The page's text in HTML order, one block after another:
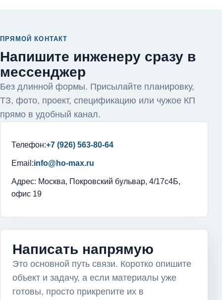
ПРЯМОЙ КОНТАКТ
Напишите инженеру сразу в
мессенджер
Без длинной формы. Присылайте планировку,
ТЗ, фото, проект, спецификацию или чужое КП
прямо в удобный канал.
Телефон:+7 (926) 563-80-64
Email:info@ho-max.ru
Адрес: Москва, Покровский бульвар, 4/17с4Б,
офис 19
Написать напрямую
Это основной путь связи. Коротко опишите
объект и задачу, а если материалы уже
готовы, просто прикрепите их в